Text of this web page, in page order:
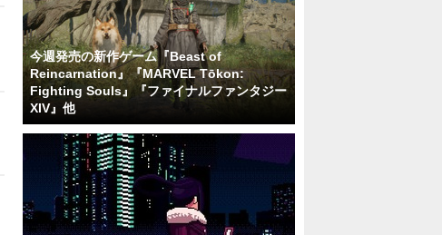
今週発売の新作ゲーム『Beast of
Reincarnation』『MARVEL Tōkon:
Fighting Souls』『ファイナルファンタジー
XIV』他